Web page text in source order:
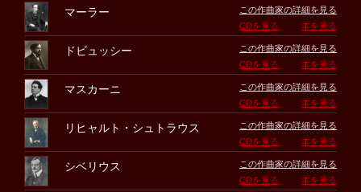
マーラー
この作曲家の詳細を見る
CDを見る
本を見る
ドビュッシー
この作曲家の詳細を見る
CDを見る
本を見る
マスカーニ
この作曲家の詳細を見る
CDを見る
本を見る
リヒャルト・シュトラウス
この作曲家の詳細を見る
CDを見る
本を見る
シベリウス
この作曲家の詳細を見る
CDを見る
本を見る